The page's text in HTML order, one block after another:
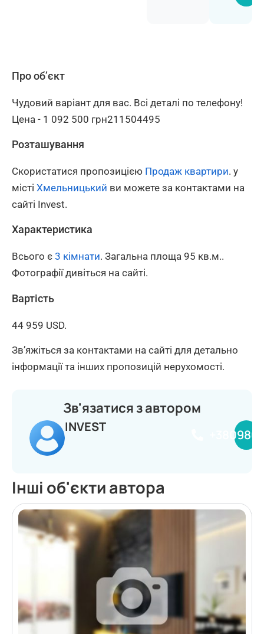
Про об’єкт
Чудовий варіант для вас. Всі деталі по телефону!
Цена - 1 092 500 грн211504495
Розташування
Скористатися пропозицією Продаж квартири. у
місті Хмельницький ви можете за контактами на
сайті Invest.
Характеристика
Всього є 3 кімнати. Загальна площа 95 кв.м..
Фотографії дивіться на сайті.
Вартість
44 959 USD.
Зв’яжіться за контактами на сайті для детально
інформації та інших пропозицій нерухомості.
Зв'язатися з автором
INVEST
Інші об'єкти автора